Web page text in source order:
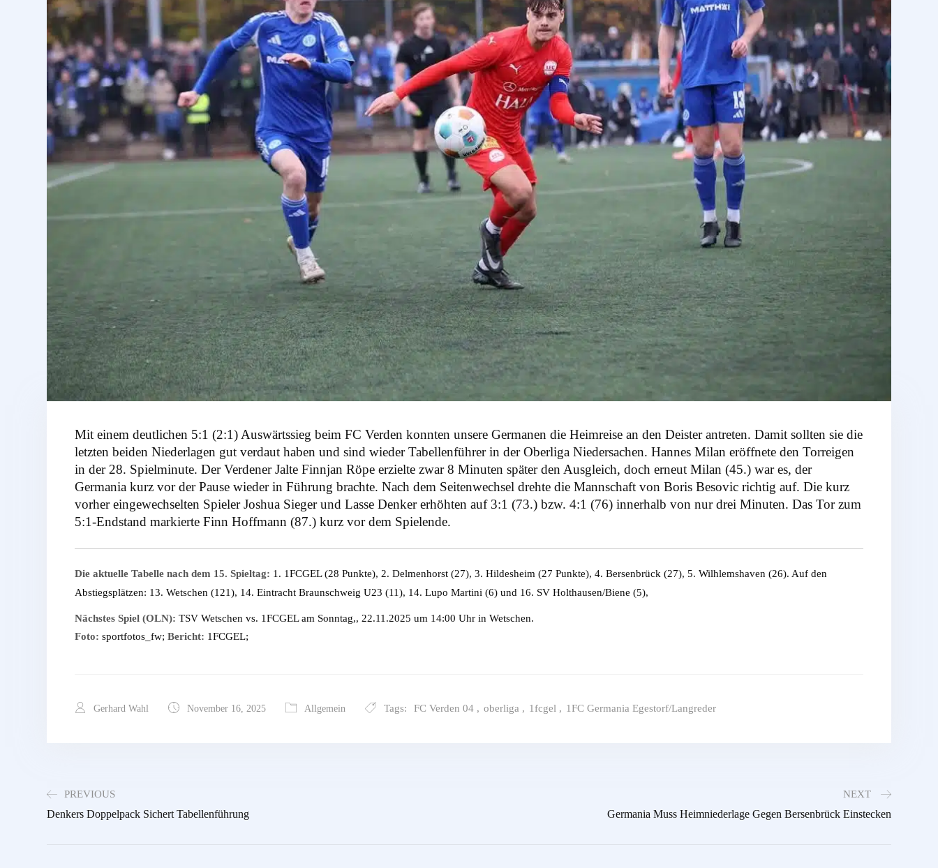
Mit einem deutlichen 5:1 (2:1) Auswärtssieg beim FC Verden konnten unsere Germanen die Heimreise an den Deister antreten. Damit sollten sie die
letzten beiden Niederlagen gut verdaut haben und sind wieder Tabellenführer in der Oberliga Niedersachen. Hannes Milan eröffnete den Torreigen
in der 28. Spielminute. Der Verdener Jalte Finnjan Röpe erzielte zwar 8 Minuten später den Ausgleich, doch erneut Milan (45.) war es, der
Germania kurz vor der Pause wieder in Führung brachte. Nach dem Seitenwechsel drehte die Mannschaft von Boris Besovic richtig auf. Die kurz
vorher eingewechselten Spieler Joshua Sieger und Lasse Denker erhöhten auf 3:1 (73.) bzw. 4:1 (76) innerhalb von nur drei Minuten. Das Tor zum
5:1-Endstand markierte Finn Hoffmann (87.) kurz vor dem Spielende.
Die aktuelle Tabelle nach dem 15. Spieltag: 1. 1FCGEL (28 Punkte), 2. Delmenhorst (27), 3. Hildesheim (27 Punkte), 4. Bersenbrück (27), 5. Wilhlemshaven (26). Auf den
Abstiegsplätzen: 13. Wetschen (121), 14. Eintracht Braunschweig U23 (11), 14. Lupo Martini (6) und 16. SV Holthausen/Biene (5),
Nächstes Spiel (OLN): TSV Wetschen vs. 1FCGEL am Sonntag,, 22.11.2025 um 14:00 Uhr in Wetschen.
Foto: sportfotos_fw; Bericht: 1FCGEL;
Gerhard Wahl November 16, 2025 Allgemein Tags: FC Verden 04 , oberliga , 1fcgel , 1FC Germania Egestorf/Langreder
PREVIOUS
Denkers Doppelpack Sichert Tabellenführung
NEXT
Germania Muss Heimniederlage Gegen Bersenbrück Einstecken